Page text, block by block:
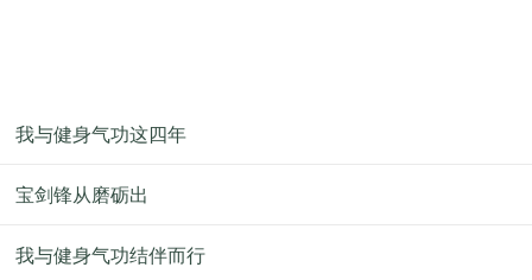
我与健身气功这四年
宝剑锋从磨砺出
我与健身气功结伴而行